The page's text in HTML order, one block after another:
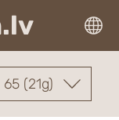
65 (21g)